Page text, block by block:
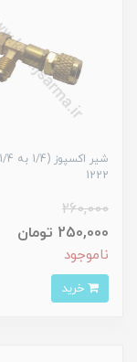
1222
260,000
250,000 تومان
ناموجود